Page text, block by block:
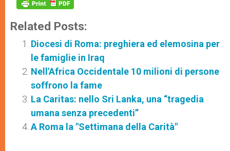
Related Posts:
Diocesi di Roma: preghiera ed elemosina per
le famiglie in Iraq
Nell'Africa Occidentale 10 milioni di persone
soffrono la fame
La Caritas: nello Sri Lanka, una “tragedia
umana senza precedenti”
A Roma la "Settimana della Carità"